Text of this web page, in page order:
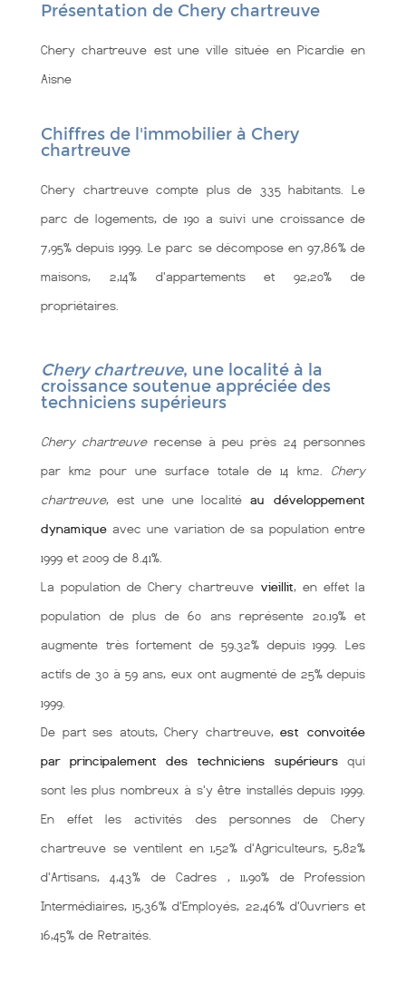
Présentation de Chery chartreuve
Chery chartreuve est une ville située en Picardie en
Aisne
Chiffres de l'immobilier à Chery
chartreuve
Chery chartreuve compte plus de 335 habitants. Le
parc de logements, de 190 a suivi une croissance de
7,95% depuis 1999. Le parc se décompose en 97,86% de
maisons, 2,14% d'appartements et 92,20% de
propriétaires.
Chery chartreuve, une localité à la
croissance soutenue appréciée des
techniciens supérieurs
Chery chartreuverecense à peu près 24 personnes
par km2 pour une surface totale de 14 km2. Chery
chartreuve, est une une localitéau développement
dynamique avec une variation de sa population entre
1999 et 2009 de 8.41%.
La population de Chery chartreuve vieillit, en effet la
population de plus de 60 ans représente 20.19% et
augmente très fortement de 59.32% depuis 1999. Les
actifs de 30 à 59 ans, eux ont augmenté de 25% depuis
1999.
De part ses atouts, Chery chartreuve,est convoitée
par principalement des techniciens supérieurs qui
sont les plus nombreux à s'y être installés depuis 1999.
En effet les activités des personnes de Chery
chartreuve se ventilent en 1,52% d'Agriculteurs, 5,82%
d'Artisans, 4,43% de Cadres , 11,90% de Profession
Intermédiaires, 15,36% d'Employés, 22,46% d'Ouvriers et
16,45% de Retraités.